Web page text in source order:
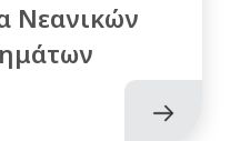
Νεανικών